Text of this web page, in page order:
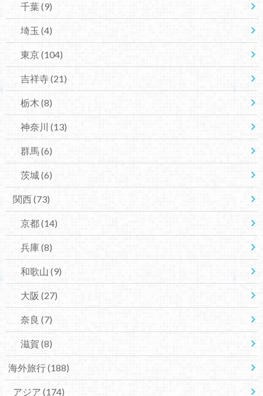
千葉(9)
埼玉 (4)
東京(104)
吉祥寺(21)
栃木 (8)
神奈川 (13)
群馬(6)
茨城(6)
関西(73)
京都(14)
兵庫(8)
和歌山 (9)
大阪 (27)
奈良 (7)
滋賀 (8)
海外旅行(188)
アジア (174)